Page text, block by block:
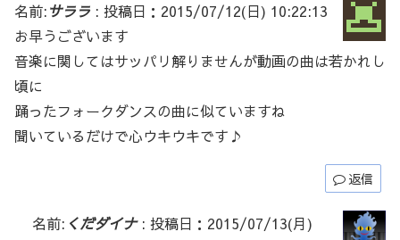
名前:サララ: 投稿日：2015/07/12(日) 10:22:13
お早うございます
音楽に関してはサッパリ解りませんが動画の曲は若かれし
頃に
踊ったフォークダンスの曲に似ていますね
聞いているだけで心ウキウキです♪
返信
名前: くだダイナ: 投稿日：2015/07/13(月)